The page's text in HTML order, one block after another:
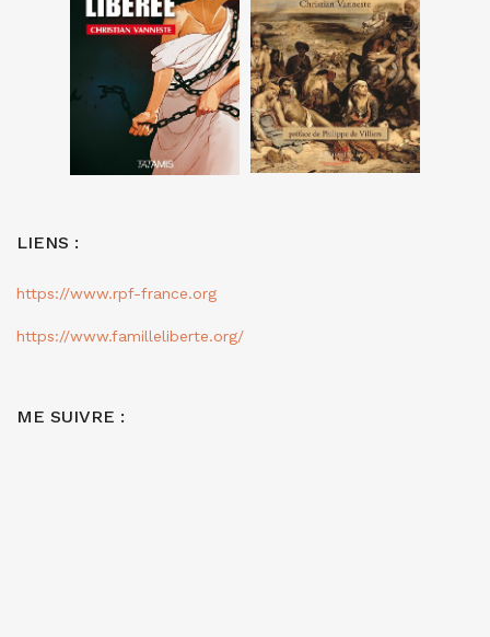
LIENS :
https://www.rpf-france.org
https://www.familleliberte.org/
ME SUIVRE :